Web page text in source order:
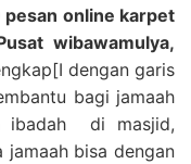
online karpet
wibawamulya,
dengan garis
bagi jamaah
ibadah di masjid,
bisa dengan